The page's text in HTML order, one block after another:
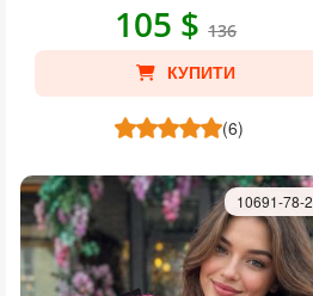
105 $136
КУПИТИ
(6)
10691-78-2